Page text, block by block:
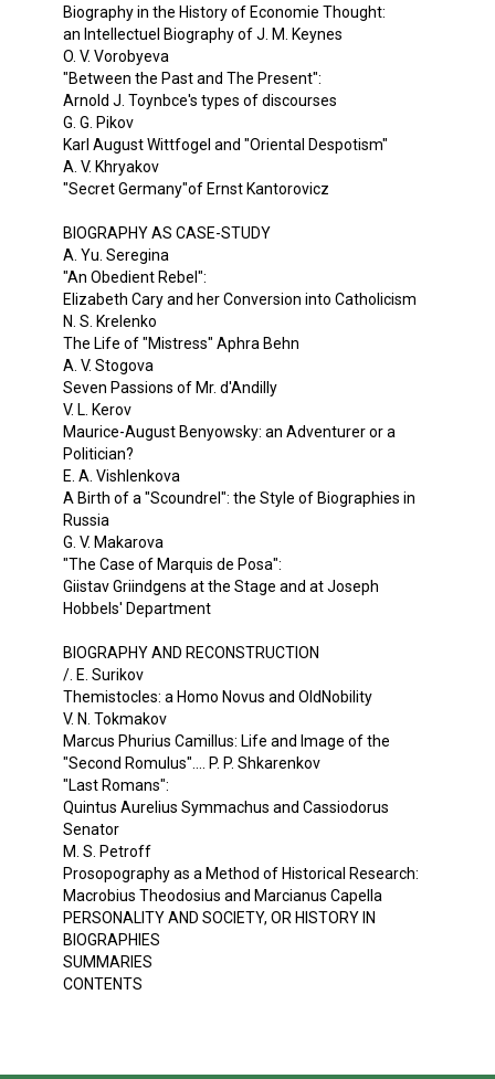
Biography in the History of Economie Thought:
an Intellectuel Biography of J. M. Keynes
O. V. Vorobyeva
"Between the Past and The Present":
Arnold J. Toynbce's types of discourses
G. G. Pikov
Karl August Wittfogel and "Oriental Despotism"
A. V. Khryakov
"Secret Germany"of Ernst Kantorovicz
BIOGRAPHY AS CASE-STUDY
A. Yu. Seregina
"An Obedient Rebel":
Elizabeth Cary and her Conversion into Catholicism
N. S. Krelenko
The Life of "Mistress" Aphra Behn
A. V. Stogova
Seven Passions of Mr. d'Andilly
V. L. Kerov
Maurice-August Benyowsky: an Adventurer or a
Politician?
E. A. Vishlenkova
A Birth of a "Scoundrel": the Style of Biographies in
Russia
G. V. Makarova
"The Case of Marquis de Posa":
Giistav Griindgens at the Stage and at Joseph
Hobbels' Department
BIOGRAPHY AND RECONSTRUCTION
/. E. Surikov
Themistocles: a Homo Novus and OldNobility
V. N. Tokmakov
Marcus Phurius Camillus: Life and Image of the
"Second Romulus".... P. P. Shkarenkov
"Last Romans":
Quintus Aurelius Symmachus and Cassiodorus
Senator
M. S. Petroff
Prosopography as a Method of Historical Research:
Macrobius Theodosius and Marcianus Capella
PERSONALITY AND SOCIETY, OR HISTORY IN
BIOGRAPHIES
SUMMARIES
CONTENTS